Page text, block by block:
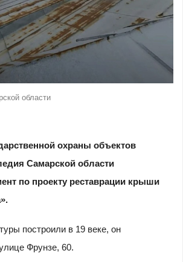
области
охраны объектов
Самарской области
по проекту реставрации крыши
построили в 19 веке, он
Фрунзе, 60.